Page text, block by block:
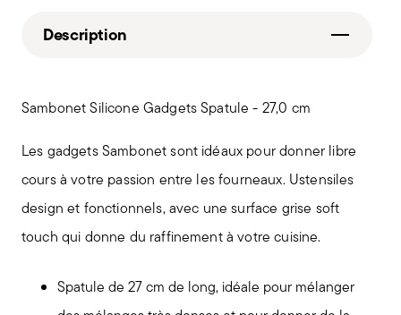
Description
Sambonet Silicone Gadgets Spatule - 27,0 cm
Les gadgets Sambonet sont idéaux pour donner libre
cours à votre passion entre les fourneaux. Ustensiles
design et fonctionnels, avec une surface grise soft
touch qui donne du raffinement à votre cuisine.
Spatule de 27 cm de long, idéale pour mélanger